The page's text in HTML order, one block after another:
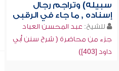
سبيله) وتراجم رجال
إسناده , ما جاء في الرقبى
للشيخ: عبد المحسن العباد
جزء من محاضرة ( شرح سنن أبي
داود [403])